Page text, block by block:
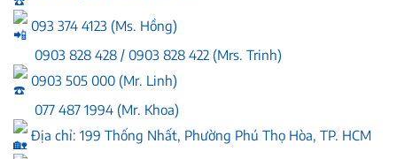
093 374 4123 (Ms. Hồng)
0903 828 428 / 0903 828 422 (Mrs. Trinh)
0903 505 000 (Mr. Linh)
077 487 1994 (Mr. Khoa)
Địa chỉ: 199 Thống Nhất, Phường Phú Thọ Hòa, TP. HCM